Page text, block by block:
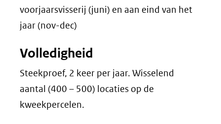
voorjaarsvisserij (juni) en aan eind van het
jaar (nov-dec)
Volledigheid
Steekproef, 2 keer per jaar. Wisselend
aantal (400 – 500) locaties op de
kweekpercelen.